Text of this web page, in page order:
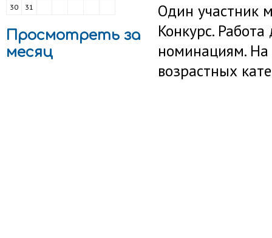
30
31
Просмотреть за
месяц
Один участник
Конкурс.
номинациям. На
возрастных